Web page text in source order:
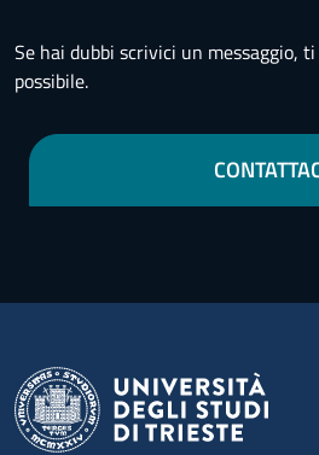
Se hai dubbi scrivici un messaggio,
possibile.